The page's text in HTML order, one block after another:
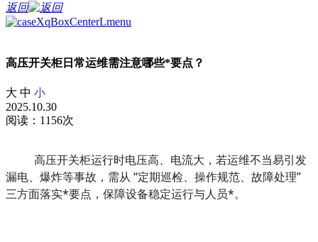
返回
高压开关柜日常运维需注意哪些*要点？
大 中 小
2025.10.30
阅读：1156次
高压开关柜运行时电压高、电流大，若运维不当易引发
漏电、爆炸等事故，需从 “定期巡检、操作规范、故障处理”
三方面落实*要点，保障设备稳定运行与人员*。